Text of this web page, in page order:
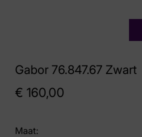
Gabor 76.847.67 Zwart
€ 160,00
Maat: